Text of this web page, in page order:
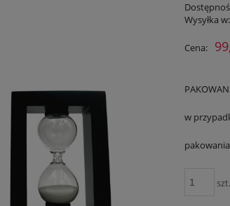
Wysyłka w:
Cena:
w
szt.